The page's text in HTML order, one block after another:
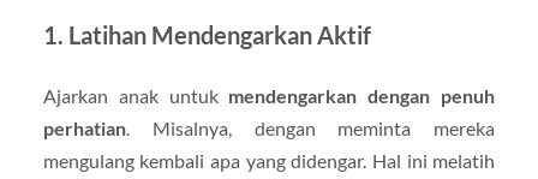
1. Latihan Mendengarkan Aktif
Ajarkan anak untuk mendengarkan dengan penuh
perhatian. Misalnya, dengan meminta mereka
mengulang kembali apa yang didengar. Hal ini melatih